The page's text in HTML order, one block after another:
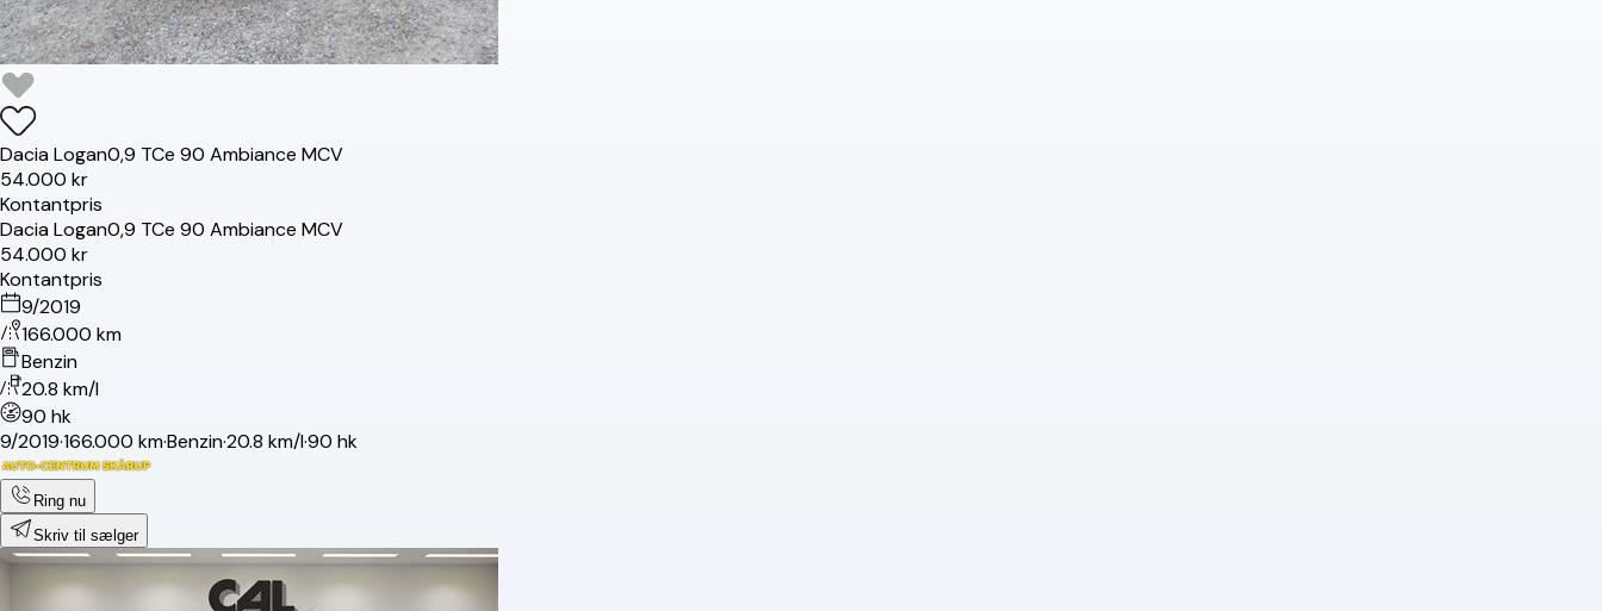
DaciaLogan0,9 TCe 90 Ambiance MCV
54.000 kr
Kontantpris
DaciaLogan0,9 TCe 90 Ambiance MCV
54.000 kr
Kontantpris
9/2019
166.000 km
Benzin
20.8 km/l
90 hk
9/2019·166.000 km·Benzin·20.8 km/l·90 hk
Ring nu
Skriv til sælger